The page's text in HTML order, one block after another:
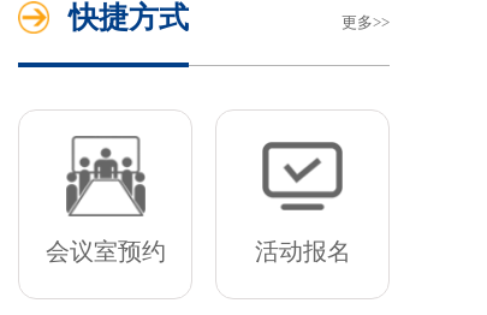
基金申请专栏
科研院转发“2026年中国高校产学研创新基金-多医云
科研院转发“2026年中国高校产学研创新基金-云中大
快捷方式 更多
会议室预约 活动报名